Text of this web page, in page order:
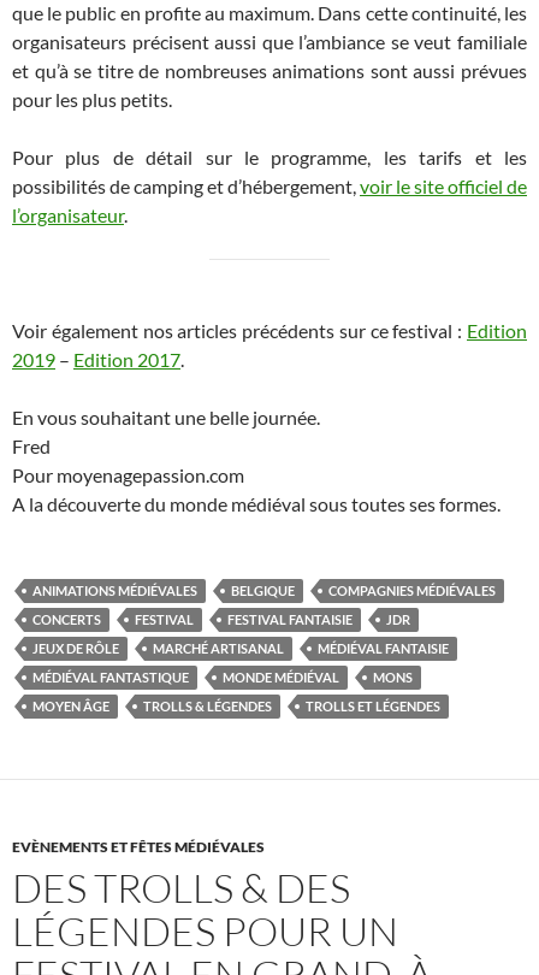
que le public en profite au maximum. Dans cette continuité, les
organisateurs précisent aussi que l’ambiance se veut familiale
et qu’à se titre de nombreuses animations sont aussi prévues
pour les plus petits.
Pour plus de détail sur le programme, les tarifs et les
possibilités de camping et d’hébergement,voir le site officiel de
l’organisateur.
Voir également nos articles précédents sur ce festival : Edition
2019 – Edition 2017.
En vous souhaitant une belle journée.
Fred
Pour moyenagepassion.com
A la découverte du monde médiéval sous toutes ses formes.
ANIMATIONS MÉDIÉVALES BELGIQUE
COMPAGNIES MÉDIÉVALES
CONCERTS
FESTIVAL FESTIVAL FANTAISIE
JDR
JEUX DE RÔLE
MARCHÉ ARTISANAL
MÉDIÉVAL FANTAISIE
MÉDIÉVAL FANTASTIQUE
MONDE MÉDIÉVAL
MONS
MOYEN ÂGE
TROLLS & LÉGENDES TROLLS ET LÉGENDES
EVÈNEMENTS ET FÊTES MÉDIÉVALES
DES TROLLS & DES
LÉGENDES POUR UN